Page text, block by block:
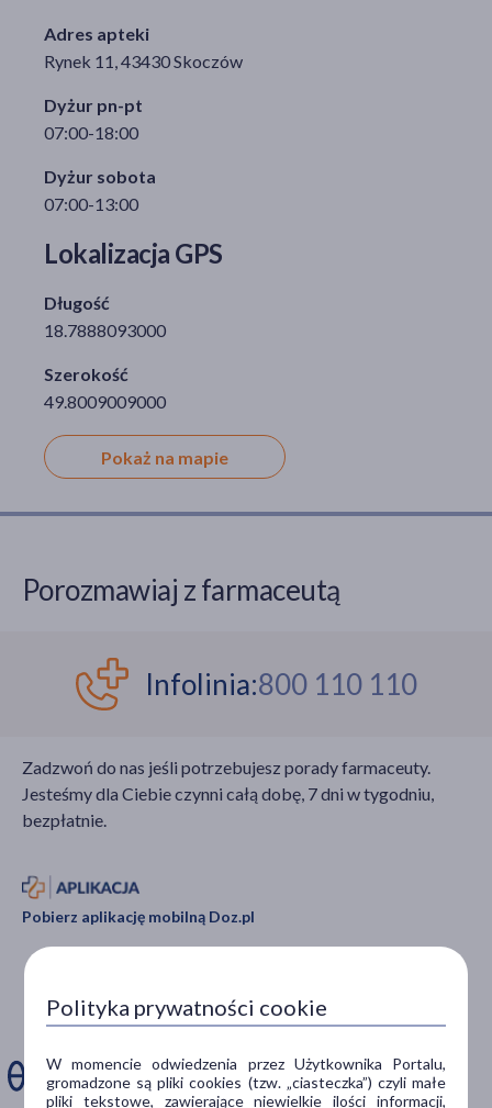
Hit
Adres apteki
Rynek 11, 43430 Skoczów
Dyżur pn-pt
07:00-18:00
Dyżur sobota
07:00-13:00
Lokalizacja GPS
Długość
18.7888093000
Szerokość
49.8009009000
Pokaż na mapie
Porozmawiaj z farmaceutą
Infolinia:800 110 110
Zadzwoń do nas jeśli potrzebujesz porady farmaceuty.
Jesteśmy dla Ciebie czynni całą dobę, 7 dni w tygodniu,
bezpłatnie.
Pobierz aplikację mobilną Doz.pl
ominąć dawkę
Zainstaluj aplikację. Stwórz
Polityka prywatności cookie
W momencie odwiedzenia przez Użytkownika Portalu,
gromadzone są pliki cookies (tzw. „ciasteczka”) czyli małe
pliki tekstowe, zawierające niewielkie ilości informacji,